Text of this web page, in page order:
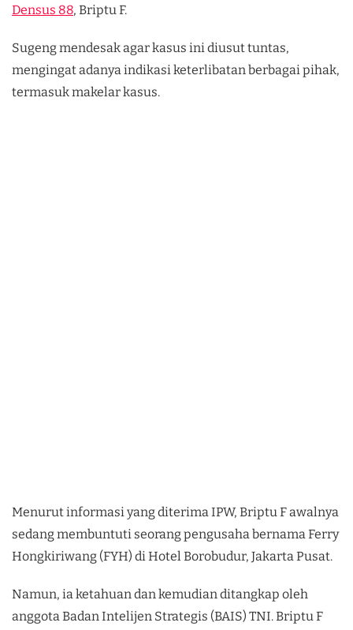
Densus 88, Briptu F.
Sugeng mendesak agar kasus ini diusut tuntas,
mengingat adanya indikasi keterlibatan berbagai pihak,
termasuk makelar kasus.
Menurut informasi yang diterima IPW, Briptu F awalnya
sedang membuntuti seorang pengusaha bernama Ferry
Hongkiriwang (FYH) di Hotel Borobudur, Jakarta Pusat.
Namun, ia ketahuan dan kemudian ditangkap oleh
anggota Badan Intelijen Strategis (BAIS) TNI. Briptu F